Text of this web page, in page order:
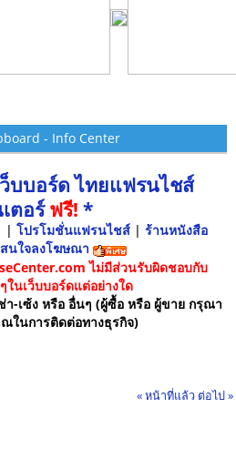
- Info Center
บบอร์ด ไทยแฟรนไชส์
ตอร์ฟรี! *
| โปรโมชั่นแฟรนไชส์ | ร้านหนังสือ
สนใจลงโฆษณา
ไม่มีส่วนรับผิดชอบกับ
ในเว็บบอร์ดแต่อย่างใด
า-เซ้ง หรือ อื่นๆ (ผู้ซื้อ หรือ ผู้ขาย กรุณา
ในการติดต่อทางธุรกิจ)
« หน้าที่แล้ว ต่อไป »